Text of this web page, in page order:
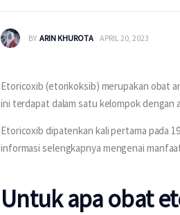
BY ARIN KHUROTA APRIL 20, 2023
Etoricoxib (etorikoksib) merupakan obat
ini terdapat dalam satu kelompok
Etoricoxib dipatenkan kali pertama pada
informasi selengkapnya mengenai
Untuk apa obat